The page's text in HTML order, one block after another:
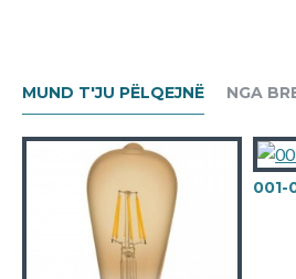
MUND T'JU PËLQEJNË NGA
001-